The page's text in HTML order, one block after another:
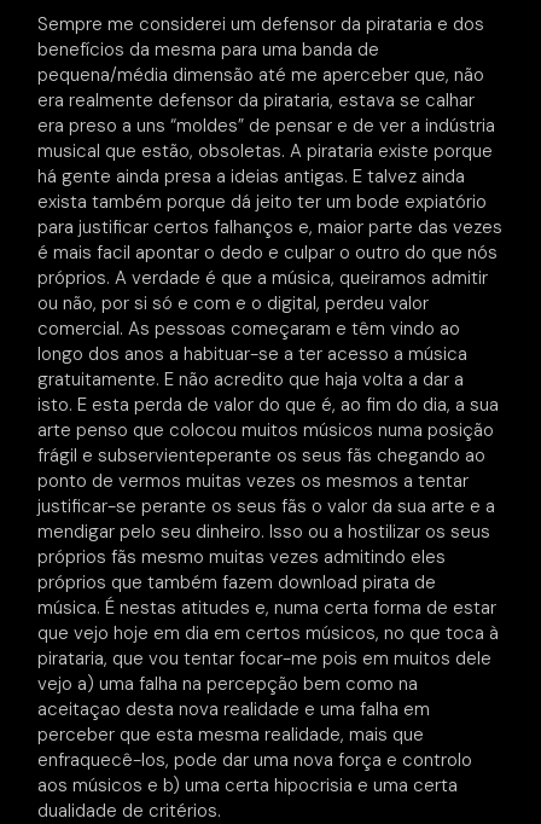
Sempre me considerei um defensor da pirataria e dos
benefícios da mesma para uma banda de
pequena/média dimensão até me aperceber que, não
era realmente defensor da pirataria, estava se calhar
era preso a uns “moldes” de pensar e de ver a indústria
musical que estão, obsoletas. A pirataria existe porque
há gente ainda presa a ideias antigas. E talvez ainda
exista também porque dá jeito ter um bode expiatório
para justificar certos falhanços e, maior parte das vezes
é mais facil apontar o dedo e culpar o outro do que nós
próprios. A verdade é que a música, queiramos admitir
ou não, por si só e com e o digital, perdeu valor
comercial. As pessoas começaram e têm vindo ao
longo dos anos a habituar-se a ter acesso a música
gratuitamente. E não acredito que haja volta a dar a
isto. E esta perda de valor do que é, ao fim do dia, a sua
arte penso que colocou muitos músicos numa posição
frágil e subservienteperante os seus fãs chegando ao
ponto de vermos muitas vezes os mesmos a tentar
justificar-se perante os seus fãs o valor da sua arte e a
mendigar pelo seu dinheiro. Isso ou a hostilizar os seus
próprios fãs mesmo muitas vezes admitindo eles
próprios que também fazem download pirata de
música. É nestas atitudes e, numa certa forma de estar
que vejo hoje em dia em certos músicos, no que toca à
pirataria, que vou tentar focar-me pois em muitos dele
vejo a) uma falha na percepção bem como na
aceitaçao desta nova realidade e uma falha em
perceber que esta mesma realidade, mais que
enfraquecê-los, pode dar uma nova força e controlo
aos músicos e b) uma certa hipocrisia e uma certa
dualidade de critérios.